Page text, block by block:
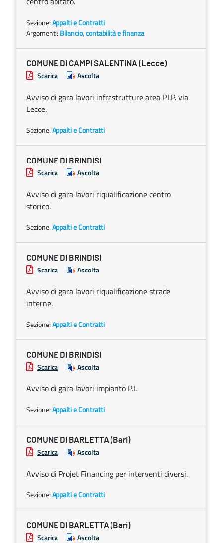
Sezione:Appalti e Contratti
Argomenti: Bilancio, contabilità e finanza
COMUNE DI CAMPI SALENTINA (Lecce)
Scarica Ascolta
Avviso di gara lavori infrastrutture area P.I.P. via
Lecce.
Sezione:Appalti e Contratti
COMUNE DI BRINDISI
Scarica Ascolta
Avviso di gara lavori riqualificazione centro
storico.
Sezione:Appalti e Contratti
COMUNE DI BRINDISI
Scarica Ascolta
Avviso di gara lavori riqualificazione strade
interne.
Sezione:Appalti e Contratti
COMUNE DI BRINDISI
Scarica Ascolta
Avviso di gara lavori impianto P.I.
Sezione:Appalti e Contratti
COMUNE DI BARLETTA (Bari)
Scarica Ascolta
Avviso di Projet Financing per interventi diversi.
Sezione:Appalti e Contratti
COMUNE DI BARLETTA (Bari)
Scarica Ascolta